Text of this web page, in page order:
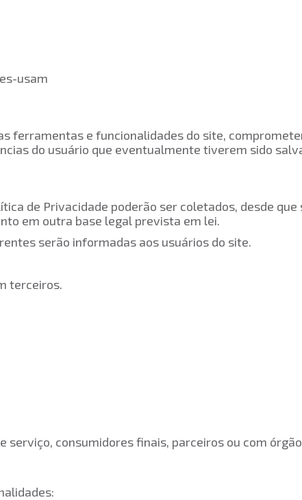
usam
ferramentas e funcionalidades do site,
do usuário que eventualmente tiverem sido
de Privacidade poderão ser coletados, desde que
em outra base legal prevista em lei.
serão informadas aos usuários do site.
terceiros.
serviço, consumidores finais, parceiros ou com